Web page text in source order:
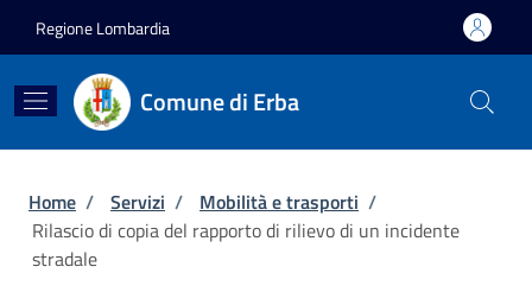
Regione Lombardia
Comune di Erba
Briciole di pane
Home / Servizi / Mobilità e trasporti /
Rilascio di copia del rapporto di rilievo di un incidente
stradale